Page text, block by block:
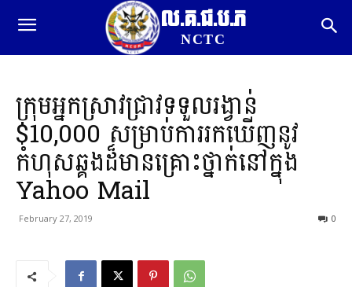
ល.គ.ជ.ប.ភ
NCTC
ក្រុមអ្នកស្រាវជ្រាវទទួលរង្វាន់
$10,000 សម្រាប់ការរកឃើញនូវ
កំហុសឆ្គងដ៏មានគ្រោះថ្នាក់នៅក្នុង
Yahoo Mail
February 27, 2019 0